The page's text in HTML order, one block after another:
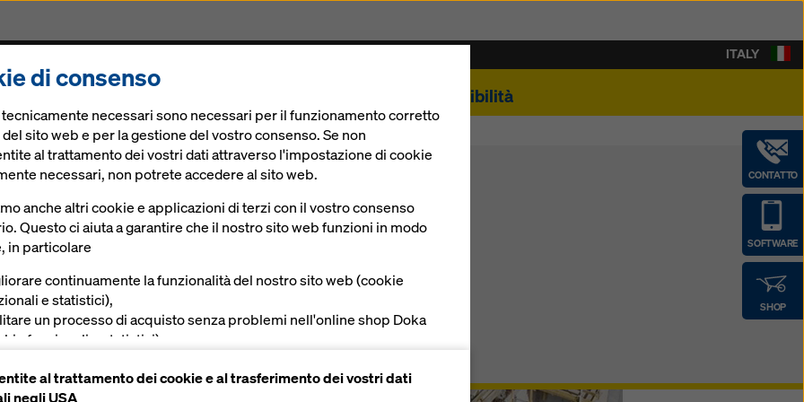
Sostenibilità
CONTATTO
SOFTWARE
SHOP
ITALY
vani interni
interni
di consenso
necessari sono necessari per il funzionamento corretto
sito web e per la gestione del vostro consenso. Se non
al trattamento dei vostri dati attraverso l'impostazione di cookie
necessari, non potrete accedere al sito web.
anche altri cookie e applicazioni di terzi con il vostro consenso
Questo ci aiuta a garantire che il nostro sito web funzioni in modo
in particolare
continuamente la funzionalità del nostro sito web (cookie
e statistici),
un processo di acquisto senza problemi nell'online shop Doka
funzionali e statistici),
di marketing).
al trattamento dei cookie e al trasferimento dei vostri dati
negli USA